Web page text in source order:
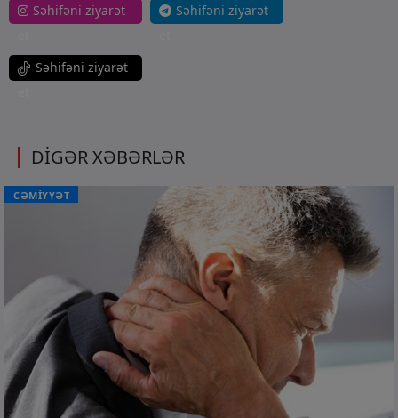
Səhifəni ziyarət
Səhifəni ziyarət
Səhifəni ziyarət
DİGƏR XƏBƏRLƏR
CƏMİYYƏT